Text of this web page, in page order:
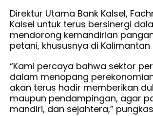
Direktur Utama Bank Kalsel,
Kalsel untuk terus bersinergi
mendorong kemandirian
petani, khususnya di Kalimantan
“Kami percaya bahwa sektor
dalam menopang
akan terus hadir memberikan
maupun pendampingan, agar
mandiri, dan sejahtera,”